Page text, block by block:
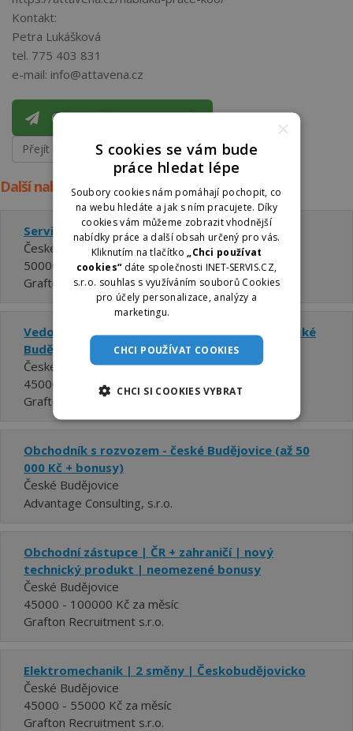
Kontakt:
Petra Lukášková
tel. 775 403 831
e-mail: info@attavena.cz
Odpovědět na inzerát
Přejít na kontaktní údaje ▼
Další nabídky práce České Budějovice
Servisní technik VVN | až 60 000 Kč
České Budějovice
50000 - 60000 Kč za měsíc
Grafton Recruitment s.r.o.
Vedoucí logistiky | potravinářská výroba | české
Budějovice
České Budějovice
45000 - 55000 Kč za měsíc
Grafton Recruitment s.r.o.
Obchodník s rozvozem - české Budějovice (až 50
000 Kč + bonusy)
České Budějovice
Advantage Consulting, s.r.o.
Obchodní zástupce | ČR + zahraničí | nový
technický produkt | neomezené bonusy
České Budějovice
45000 - 100000 Kč za měsíc
Grafton Recruitment s.r.o.
Elektromechanik | 2 směny | Českobudějovicko
České Budějovice
45000 - 55000 Kč za měsíc
Grafton Recruitment s.r.o.
×
S cookies se vám bude
práce hledat lépe
Soubory cookies nám pomáhají pochopit, co
na webu hledáte a jak s ním pracujete. Díky
cookies vám můžeme zobrazit vhodnější
nabídky práce a další obsah určený pro vás.
Kliknutím na tlačítko
„Chci používat
cookies“ dáte společnosti INET-SERVIS.CZ,
s.r.o. souhlas s využíváním souborů Cookies
pro účely personalizace, analýzy a
marketingu.
CHCI POUŽÍVAT COOKIES
CHCI SI COOKIES VYBRAT